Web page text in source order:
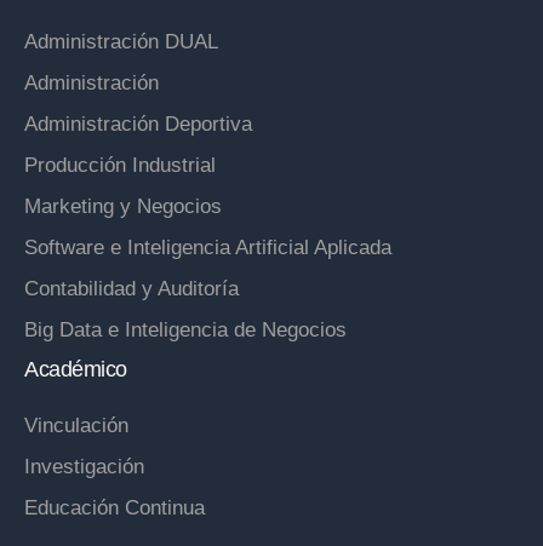
Administración DUAL
Administración
Administración Deportiva
Producción Industrial
Marketing y Negocios
Software e Inteligencia Artificial Aplicada
Contabilidad y Auditoría
Big Data e Inteligencia de Negocios
Académico
Vinculación
Investigación
Educación Continua